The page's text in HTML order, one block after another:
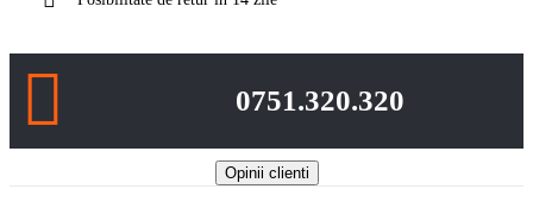
0751.320.320
Opinii clienti